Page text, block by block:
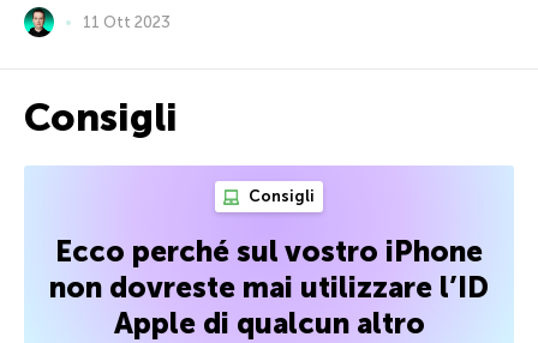
11 Ott 2023
Consigli
Consigli
Ecco perché sul vostro iPhone
non dovreste mai utilizzare l’ID
Apple di qualcun altro